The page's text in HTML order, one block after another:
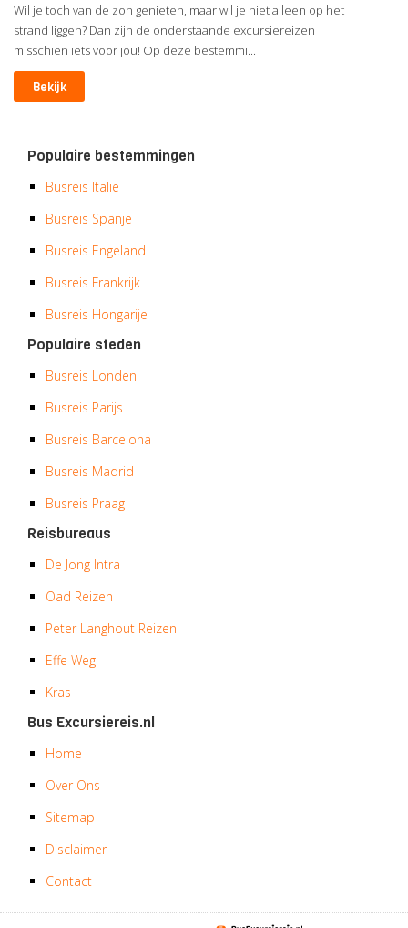
Wil je toch van de zon genieten, maar wil je niet alleen op het
strand liggen? Dan zijn de onderstaande excursiereizen
misschien iets voor jou! Op deze bestemmi...
Bekijk
Populaire bestemmingen
Busreis Italië
Busreis Spanje
Busreis Engeland
Busreis Frankrijk
Busreis Hongarije
Populaire steden
Busreis Londen
Busreis Parijs
Busreis Barcelona
Busreis Madrid
Busreis Praag
Reisbureaus
De Jong Intra
Oad Reizen
Peter Langhout Reizen
Effe Weg
Kras
Bus Excursiereis.nl
Home
Over Ons
Sitemap
Disclaimer
Contact